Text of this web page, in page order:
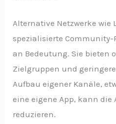
Alternative Netzwerke wie
spezialisierte
an Bedeutung. Sie bieten
Zielgruppen und
Aufbau eigener Kanäle,
eine eigene App, kann
reduzieren.